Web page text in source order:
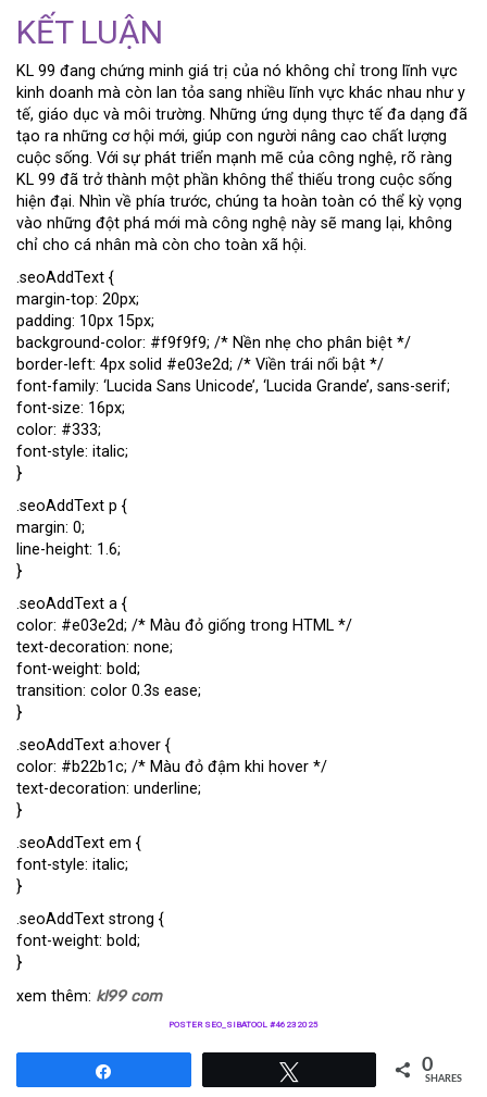
KẾT LUẬN
KL 99 đang chứng minh giá trị của nó không chỉ trong lĩnh vực
kinh doanh mà còn lan tỏa sang nhiều lĩnh vực khác nhau như y
tế, giáo dục và môi trường. Những ứng dụng thực tế đa dạng đã
tạo ra những cơ hội mới, giúp con người nâng cao chất lượng
cuộc sống. Với sự phát triển mạnh mẽ của công nghệ, rõ ràng
KL 99 đã trở thành một phần không thể thiếu trong cuộc sống
hiện đại. Nhìn về phía trước, chúng ta hoàn toàn có thể kỳ vọng
vào những đột phá mới mà công nghệ này sẽ mang lại, không
chỉ cho cá nhân mà còn cho toàn xã hội.
.seoAddText {
margin-top: 20px;
padding: 10px 15px;
background-color: #f9f9f9; /* Nền nhẹ cho phân biệt */
border-left: 4px solid #e03e2d; /* Viền trái nổi bật */
font-family: ‘Lucida Sans Unicode’, ‘Lucida Grande’, sans-serif;
font-size: 16px;
color: #333;
font-style: italic;
}
.seoAddText p {
margin: 0;
line-height: 1.6;
}
.seoAddText a {
color: #e03e2d; /* Màu đỏ giống trong HTML */
text-decoration: none;
font-weight: bold;
transition: color 0.3s ease;
}
.seoAddText a:hover {
color: #b22b1c; /* Màu đỏ đậm khi hover */
text-decoration: underline;
}
.seoAddText em {
font-style: italic;
}
.seoAddText strong {
font-weight: bold;
}
xem thêm: kl99 com
POSTER SEO_SIBATOOL #46232025
0
SHARES